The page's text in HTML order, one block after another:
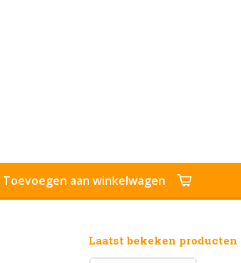
Toevoegen aan winkelwagen
Laatst bekeken producten